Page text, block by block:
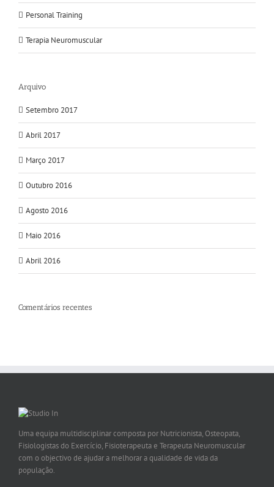
Personal Training
Terapia Neuromuscular
Arquivo
Setembro 2017
Abril 2017
Março 2017
Outubro 2016
Agosto 2016
Maio 2016
Abril 2016
Comentários recentes
Uma equipa multidisciplinar composta por Nutricionista, Osteopata,
Fisiologistas do Exercício, Fisioterapeuta e Terapeuta Neuromuscular
com o objectivo de ajudar a melhorar a qualidade de vida da
população.